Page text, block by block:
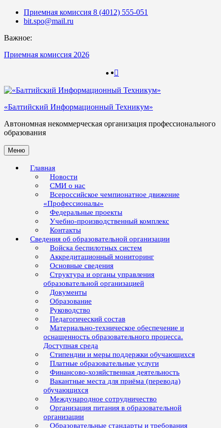
Skip
Приемная комиссия 8 (4012) 555-051
bit.spo@mail.ru
Важное:
Приемная комиссия 2026
«Балтийский Информационный Техникум»
Автономная некоммерческая организация профессионального
образования
Меню
Главная
Новости
СМИ о нас
Всероссийское чемпионатное движение
«Профессионалы»
Федеральные проекты
Учебно-производственный комплекс
Контакты
Сведения об образовательной организации
Войска беспилотных систем
Аккредитационный мониторинг
Основные сведения
Структура и органы управления
образовательной организацией
Документы
Образование
Руководство
Педагогический состав
Материально-техническое обеспечение и
оснащенность образовательного процесса.
Доступная среда
Стипендии и меры поддержки обучающихся
Платные образовательные услуги
Финансово-хозяйственная деятельность
Вакантные места для приёма (перевода)
обучающихся
Международное сотрудничество
Организация питания в образовательной
организации
Образовательные стандарты и требования